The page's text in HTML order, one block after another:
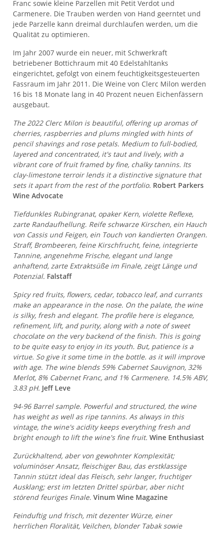
Franc sowie kleine Parzellen mit Petit Verdot und
Carmenere. Die Trauben werden von Hand geerntet und
jede Parzelle kann dreimal durchlaufen werden, um die
Qualität zu optimieren.
Im Jahr 2007 wurde ein neuer, mit Schwerkraft
betriebener Bottichraum mit 40 Edelstahltanks
eingerichtet, gefolgt von einem feuchtigkeitsgesteuerten
Fassraum im Jahr 2011. Die Weine von Clerc Milon werden
16 bis 18 Monate lang in 40 Prozent neuen Eichenfässern
ausgebaut.
The 2022 Clerc Milon is beautiful, offering up aromas of
cherries, raspberries and plums mingled with hints of
pencil shavings and rose petals. Medium to full-bodied,
layered and concentrated, it's taut and lively, with a
vibrant core of fruit framed by fine, chalky tannins. Its
clay-limestone terroir lends it a distinctive signature that
sets it apart from the rest of the portfolio. Robert Parkers
Wine Advocate
Tiefdunkles Rubingranat, opaker Kern, violette Reflexe,
zarte Randaufhellung. Reife schwarze Kirschen, ein Hauch
von Cassis und Feigen, ein Touch von kandierten Orangen.
Straff, Brombeeren, feine Kirschfrucht, feine, integrierte
Tannine, angenehme Frische, elegant und lange
anhaftend, zarte Extraktsüße im Finale, zeigt Länge und
Potenzial. Falstaff
Spicy red fruits, flowers, cedar, tobacco leaf, and currants
make an appearance in the nose. On the palate, the wine
is silky, fresh and elegant. The profile here is elegance,
refinement, lift, and purity, along with a note of sweet
chocolate on the very backend of the finish. This is going
to be quite easy to enjoy in its youth. But, patience is a
virtue. So give it some time in the bottle. as it will improve
with age. The wine blends 59% Cabernet Sauvignon, 32%
Merlot, 8% Cabernet Franc, and 1% Carmenere. 14.5% ABV,
3.83 pH. Jeff Leve
94-96 Barrel sample. Powerful and structured, the wine
has weight as well as ripe tannins. As always in this
vintage, the wine's acidity keeps everything fresh and
bright enough to lift the wine's fine fruit.Wine Enthusiast
Zurückhaltend, aber von gewohnter Komplexität;
voluminöser Ansatz, fleischiger Bau, das erstklassige
Tannin stützt ideal das Fleisch, sehr langer, fruchtiger
Ausklang; erst im letzten Drittel spürbar, aber nicht
störend feuriges Finale.Vinum Wine Magazine
Feinduftig und frisch, mit dezenter Würze, einer
herrlichen Floralität, Veilchen, blonder Tabak sowie